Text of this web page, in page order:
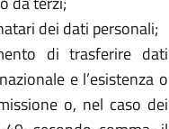
dei dati personali;
di trasferire dati
e l’esistenza o
o, nel caso dei